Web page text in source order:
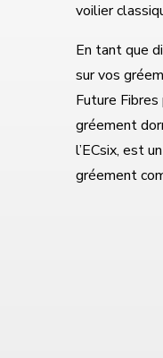
voilier
En tant que
sur vos
Future
gréement
l’ECsix, est
gréement